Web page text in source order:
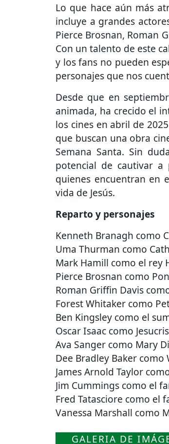
Lo que hace aún más
incluye a grandes
Pierce Brosnan, Roman
Con un talento de este
y los fans no pueden
personajes que nos
Desde que en
animada, ha crecido el
los cines en abril de
que buscan una obra
Semana Santa. Sin
potencial de cautivar
quienes encuentran en
vida de Jesús.
Reparto y personajes
Kenneth Branagh como
Uma Thurman como
Mark Hamill como el rey
Pierce Brosnan como
Roman Griffin Davis
Forest Whitaker como
Ben Kingsley como el
Oscar Isaac como
Ava Sanger como Mary
Dee Bradley Baker como
James Arnold Taylor
Jim Cummings como el
Fred Tatasciore como el
Vanessa Marshall como
GALERIA DE